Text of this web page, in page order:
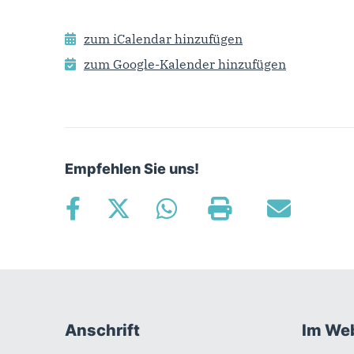
zum iCalendar hinzufügen
zum Google-Kalender hinzufügen
Empfehlen Sie uns!
Fußbereich
Anschrift Im